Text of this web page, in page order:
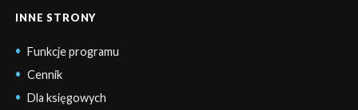
INNE STRONY
Funkcje programu
Cennik
Dla księgowych